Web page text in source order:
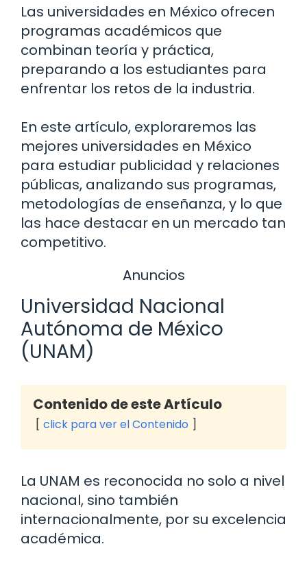
Las universidades en México ofrecen
programas académicos que
combinan teoría y práctica,
preparando a los estudiantes para
enfrentar los retos de la industria.
En este artículo, exploraremos las
mejores universidades en México
para estudiar publicidad y relaciones
públicas, analizando sus programas,
metodologías de enseñanza, y lo que
las hace destacar en un mercado tan
competitivo.
Anuncios
Universidad Nacional
Autónoma de México
(UNAM)
Contenido de este Artículo
click para ver el Contenido
La UNAM es reconocida no solo a nivel
nacional, sino también
internacionalmente, por su excelencia
académica.